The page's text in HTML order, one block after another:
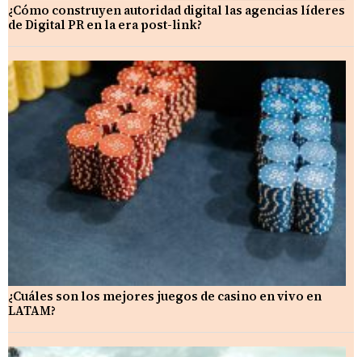
¿Cómo construyen autoridad digital las agencias líderes
de Digital PR en la era post-link?
¿Cuáles son los mejores juegos de casino en vivo en
LATAM?